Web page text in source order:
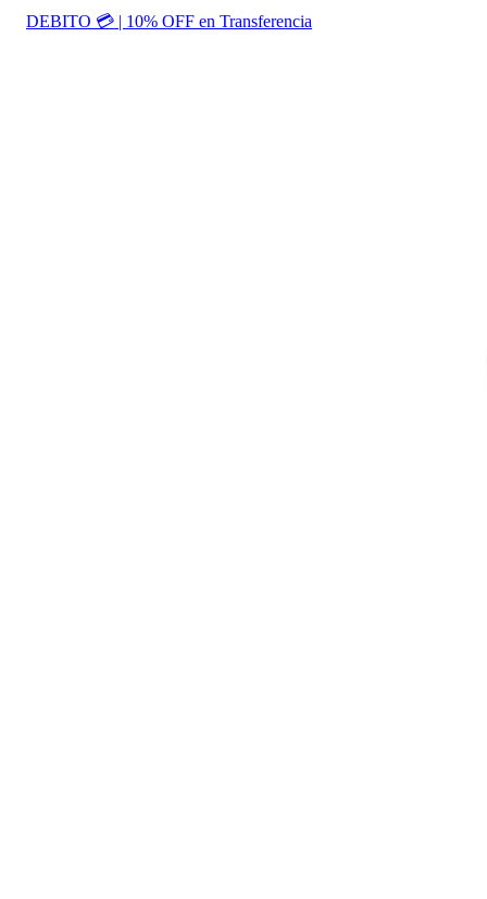
DEBITO 💳 | 10% OFF en Transferencia